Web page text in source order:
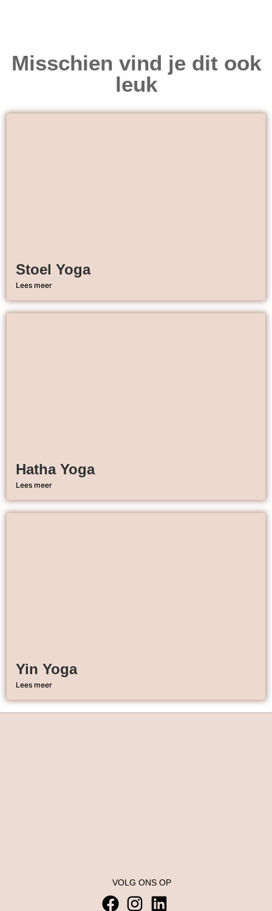
Misschien vind je dit ook
leuk
Stoel Yoga
Lees meer
Hatha Yoga
Lees meer
Yin Yoga
Lees meer
VOLG ONS OP